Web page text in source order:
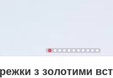
з золотими